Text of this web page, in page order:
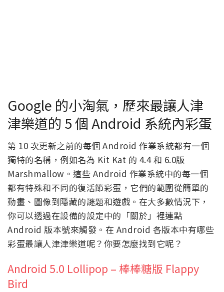
Google 的小淘氣，歷來最讓人津
津樂道的 5 個 Android 系統內彩蛋
第 10 次更新之前的每個 Android 作業系統都有一個
獨特的名稱，例如名為 Kit Kat 的 4.4 和 6.0版
Marshmallow。這些 Android 作業系統中的每一個
都有特殊和不同的復活節彩蛋，它們的範圍從簡單的
動畫、圖像到隱藏的謎題和遊戲。在大多數情況下，
你可以透過在設備的設定中的「關於」裡連點
Android 版本號來觸發。在 Android 各版本中有哪些
彩蛋最讓人津津樂道呢？你要怎麼找到它呢？
Android 5.0 Lollipop – 棒棒糖版 Flappy
Bird